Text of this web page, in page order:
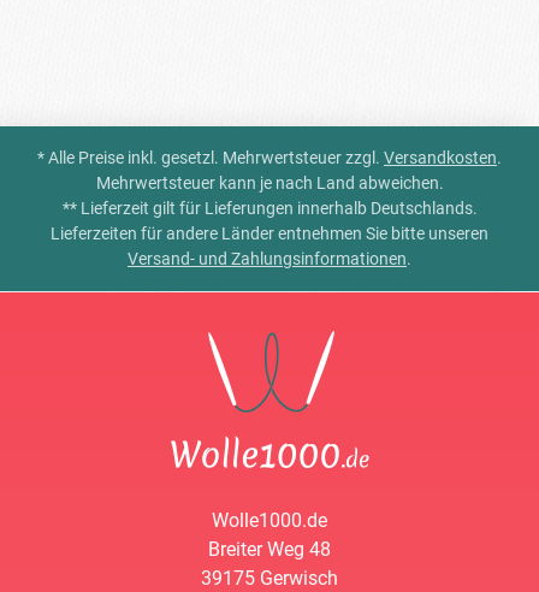
* Alle Preise inkl. gesetzl. Mehrwertsteuer zzgl. Versandkosten.
Mehrwertsteuer kann je nach Land abweichen.
** Lieferzeit gilt für Lieferungen innerhalb Deutschlands.
Lieferzeiten für andere Länder entnehmen Sie bitte unseren
Versand- und Zahlungsinformationen.
Wolle1000.de
Breiter Weg 48
39175 Gerwisch